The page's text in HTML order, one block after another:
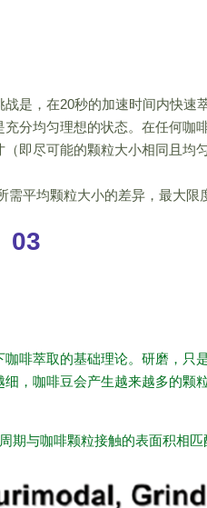
是，在20秒的加速时间内快速
分均匀理想的状态。在任何咖
即尽可能的颗粒大小相同且均
平均颗粒大小的差异，最大限
03
啡萃取的基础理论。研磨，只
，咖啡豆会产生越来越多的颗
期与咖啡颗粒接触的表面积相匹